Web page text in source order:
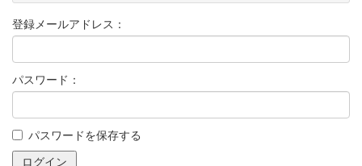
登録メールアドレス：
パスワード：
パスワードを保存する